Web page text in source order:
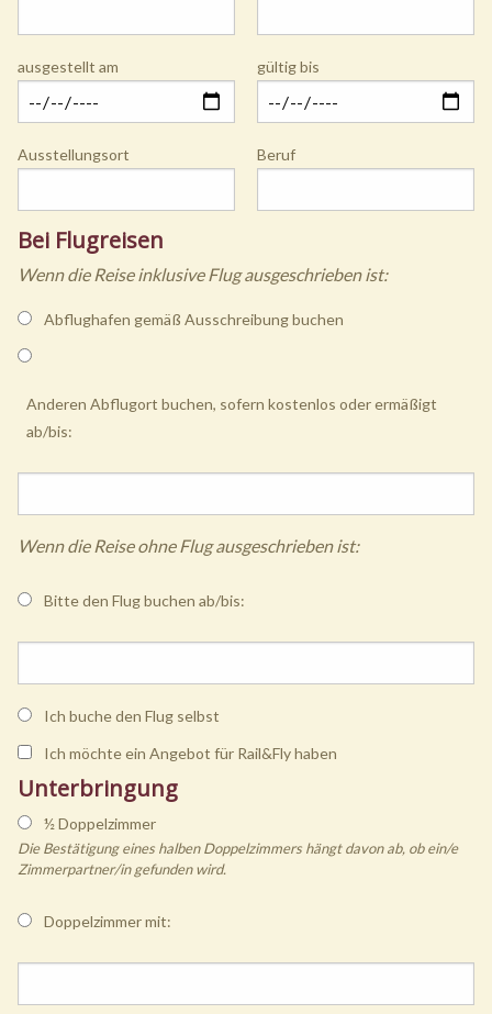
ausgestellt am gültig bis
Ausstellungsort Beruf
Bei Flugreisen
Wenn die Reise inklusive Flug ausgeschrieben ist:
Abflughafen gemäß Ausschreibung buchen
Anderen Abflugort buchen, sofern kostenlos oder ermäßigt
ab/bis:
Wenn die Reise ohne Flug ausgeschrieben ist:
Bitte den Flug buchen ab/bis:
Ich buche den Flug selbst
Ich möchte ein Angebot für Rail&Fly haben
Unterbringung
½ Doppelzimmer
Die Bestätigung eines halben Doppelzimmers hängt davon ab, ob ein/e
Zimmerpartner/in gefunden wird.
Doppelzimmer mit: